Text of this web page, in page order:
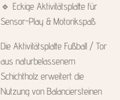
🔹 Eckige Aktivitätsplatte für
Sensor-Play & Motorikspaß
Die Aktivitätsplatte Fußball / Tor
aus naturbelassenem
Schichtholz erweitert die
Nutzung von Balanciersteinen